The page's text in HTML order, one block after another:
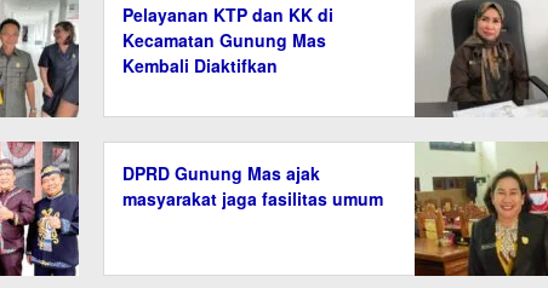
Pelayanan KTP dan KK di
Kecamatan Gunung Mas
Kembali Diaktifkan
DPRD Gunung Mas ajak
masyarakat jaga fasilitas umum